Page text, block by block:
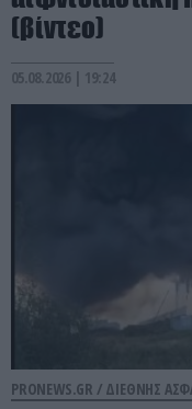
(βίντεο)
05.08.2026 | 19:24
PRONEWS.GR / ΔΙΕΘΝΗΣ